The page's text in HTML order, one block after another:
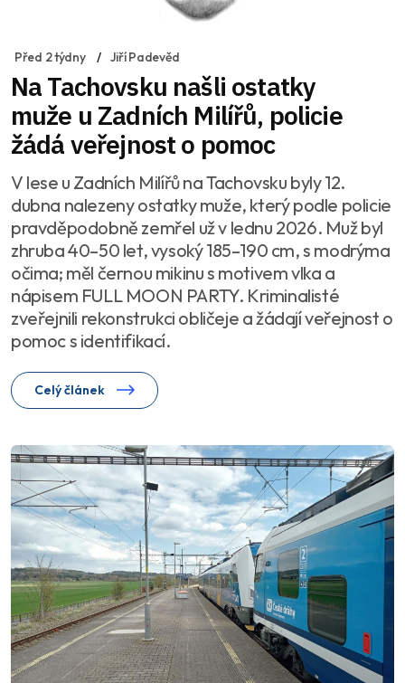
Před 2 týdny Jiří Padevěd
Na Tachovsku našli ostatky
muže u Zadních Milířů, policie
žádá veřejnost o pomoc
V lese u Zadních Milířů na Tachovsku byly 12.
dubna nalezeny ostatky muže, který podle policie
pravděpodobně zemřel už v lednu 2026. Muž byl
zhruba 40–50 let, vysoký 185–190 cm, s modrýma
očima; měl černou mikinu s motivem vlka a
nápisem FULL MOON PARTY. Kriminalisté
zveřejnili rekonstrukci obličeje a žádají veřejnost o
pomoc s identifikací.
Celý článek